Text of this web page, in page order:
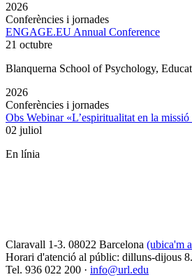
2026
Conferències i jornades
ENGAGE.EU Annual Conference
21 octubre
Blanquerna School of Psychology,
2026
Conferències i jornades
Obs Webinar «L’espiritualitat en la
02 juliol
En línia
Claravall 1-3. 08022 Barcelona (ubica'm
Horari d'atenció al públic: dilluns-dijous
Tel. 936 022 200 · info@url.edu